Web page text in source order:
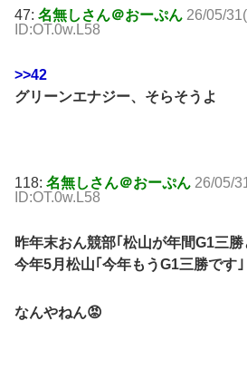
47: 名無しさん＠おーぷん 26/05/
ID:OT.0w.L58
>>42
グリーンエナジー、そらそうよ
118: 名無しさん＠おーぷん 26/05/
ID:OT.0w.L58
昨年末おん競部｢松山が年間G1三
今年5月松山｢今年もうG1三勝です｣
なんやねん😡